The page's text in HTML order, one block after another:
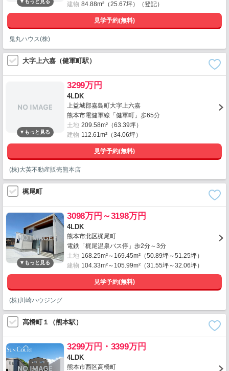
建物 84.88m²（25.67坪）（登記）
見学予約(無料)
鬼丸ハウス(株)
大字上六嘉（健軍町駅）
3299万円
4LDK
上益城郡嘉島町大字上六嘉
熊本市電健軍線「健軍町」歩65分
土地 209.58m²（63.39坪）
建物 112.61m²（34.06坪）
見学予約(無料)
(株)大英不動産販売熊本店
梶尾町
3098万円～3198万円
4LDK
熊本市北区梶尾町
電鉄「梶尾温泉バス停」歩2分～3分
土地 168.25m²～169.45m²（50.89坪～51.25坪）
建物 104.33m²～105.99m²（31.55坪～32.06坪）
見学予約(無料)
(株)川崎ハウジング
高橋町１（熊本駅）
3299万円・3399万円
4LDK
熊本市西区高橋町